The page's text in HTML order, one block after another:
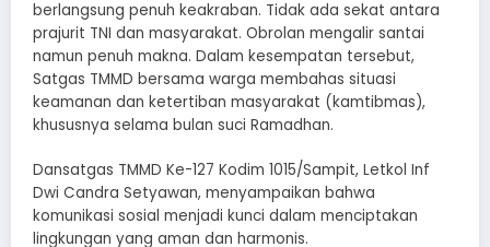
berlangsung penuh keakraban. Tidak ada sekat antara
prajurit TNI dan masyarakat. Obrolan mengalir santai
namun penuh makna. Dalam kesempatan tersebut,
Satgas TMMD bersama warga membahas situasi
keamanan dan ketertiban masyarakat (kamtibmas),
khususnya selama bulan suci Ramadhan.
Dansatgas TMMD Ke-127 Kodim 1015/Sampit, Letkol Inf
Dwi Candra Setyawan, menyampaikan bahwa
komunikasi sosial menjadi kunci dalam menciptakan
lingkungan yang aman dan harmonis.